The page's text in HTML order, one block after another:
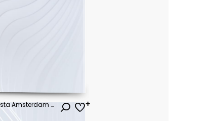
Panoramiczny Jesienny Widok Miasta Amsterdam - Słynne Holenderskie Kanały I Wielki Pejzaż Miejski - Kolorowa Rano Scena Z Holandii, Europa - Tło Koncepcji Podróży